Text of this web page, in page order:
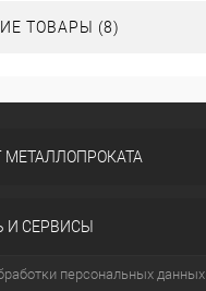
ТОВАРЫ (8)
МЕТАЛЛОПРОКАТА
И СЕРВИСЫ
персональных данных